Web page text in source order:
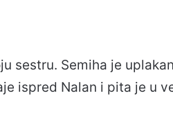
sestru. Semiha je
ispred Nalan i pita je u